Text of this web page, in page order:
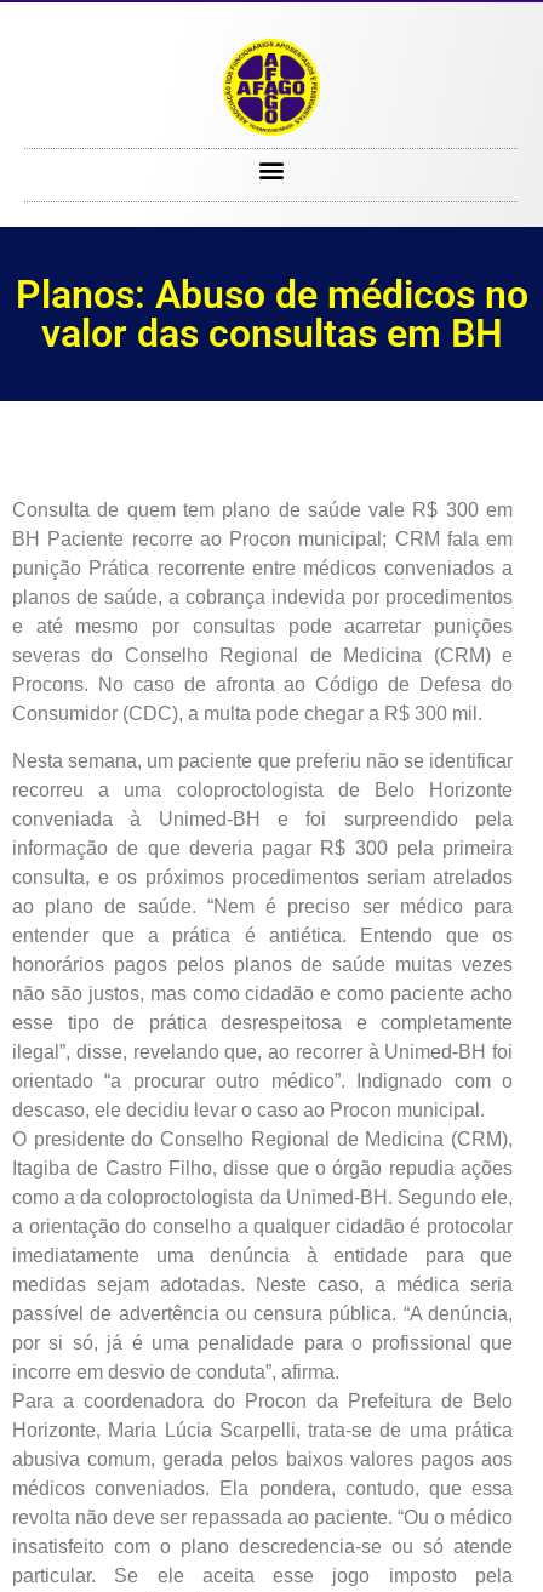
Planos: Abuso de médicos no
valor das consultas em BH
Consulta de quem tem plano de saúde vale R$ 300 em
BH
Paciente recorre ao Procon municipal; CRM fala em
punição Prática recorrente entre médicos conveniados a
planos de saúde, a cobrança indevida por procedimentos
e até mesmo por consultas pode acarretar punições
severas do Conselho Regional de Medicina (CRM) e
Procons. No caso de afronta ao Código de Defesa do
Consumidor (CDC), a multa pode chegar a R$ 300 mil.
Nesta semana, um paciente que preferiu não se identificar
recorreu a uma coloproctologista de Belo Horizonte
conveniada à Unimed-BH e foi surpreendido pela
informação de que deveria pagar R$ 300 pela primeira
consulta, e os próximos procedimentos seriam atrelados
ao plano de saúde. “Nem é preciso ser médico para
entender que a prática é antiética. Entendo que os
honorários pagos pelos planos de saúde muitas vezes
não são justos, mas como cidadão e como paciente acho
esse tipo de prática desrespeitosa e completamente
ilegal”, disse, revelando que, ao recorrer à Unimed-BH foi
orientado “a procurar outro médico”. Indignado com o
descaso, ele decidiu levar o caso ao Procon municipal.
O presidente do Conselho Regional de Medicina (CRM),
Itagiba de Castro Filho, disse que o órgão repudia ações
como a da coloproctologista da Unimed-BH. Segundo ele,
a orientação do conselho a qualquer cidadão é protocolar
imediatamente uma denúncia à entidade para que
medidas sejam adotadas. Neste caso, a médica seria
passível de advertência ou censura pública. “A denúncia,
por si só, já é uma penalidade para o profissional que
incorre em desvio de conduta”, afirma.
Para a coordenadora do Procon da Prefeitura de Belo
Horizonte, Maria Lúcia Scarpelli, trata-se de uma prática
abusiva comum, gerada pelos baixos valores pagos aos
médicos conveniados. Ela pondera, contudo, que essa
revolta não deve ser repassada ao paciente. “Ou o médico
insatisfeito com o plano descredencia-se ou só atende
particular. Se ele aceita esse jogo imposto pela